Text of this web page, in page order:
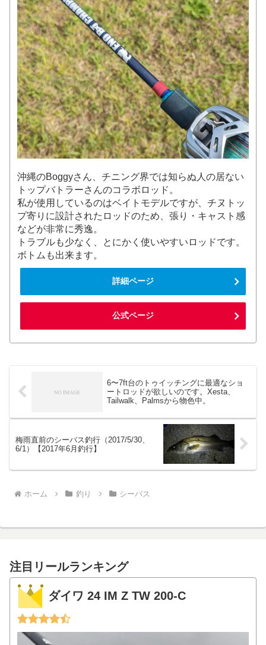
沖縄のBoggyさん、チニング界では知らぬ人の居ない
トップバトラーさんのコラボロッド。
私が使用しているのはベイトモデルですが、チヌトッ
プ寄りに設計されたロッドのため、張り・キャスト感
などが非常に秀逸。
トラブルも少なく、とにかく使いやすいロッドです。
ボトムも出来ます。
詳細ページ
公式ページ
6〜7ft台のトゥイッチングに最適なショ
ートロッドが欲しいのです。Xesta、
Tailwalk、Palmsから物色中。
梅雨直前のシーバス釣行（2017/5/30、
6/1）【2017年6月釣行】
ホーム 釣り シーバス
注目リールランキング
ダイワ 24 IM Z TW 200-C